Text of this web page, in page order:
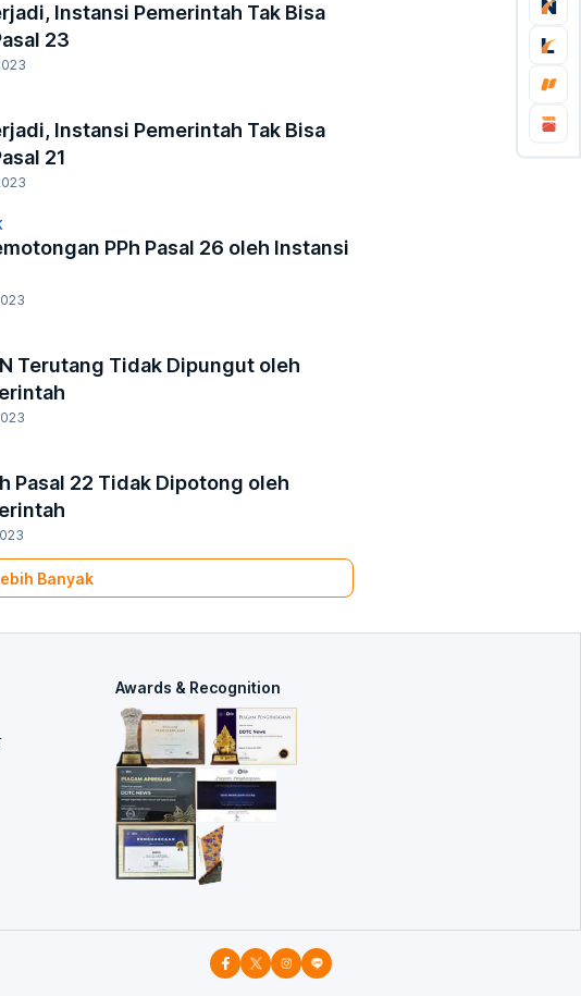
Instansi Pemerintah Tak Bisa
23
Instansi Pemerintah Tak Bisa
21
PPh Pasal 26 oleh Instansi
Terutang Tidak Dipungut oleh
Pasal 22 Tidak Dipotong oleh
Banyak
Awards & Recognition